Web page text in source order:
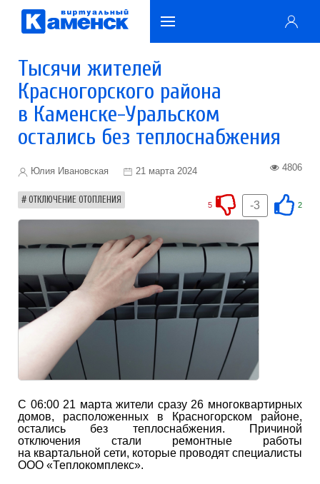
Тысячи жителей
Красногорского района
в Каменске-Уральском
остались без теплоснабжения
Юлия Ивановская 21 марта 2024 4806
ОТКЛЮЧЕНИЕ ОТОПЛЕНИЯ 2
-3
5
С 06:00 21 марта жители сразу 26 многоквартирных
домов, расположенных в Красногорском районе,
остались без теплоснабжения. Причиной
отключения стали ремонтные работы
на квартальной сети, которые проводят специалисты
ООО «Теплокомплекс».